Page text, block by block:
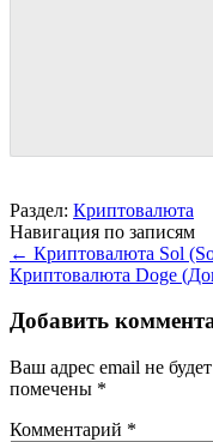
Раздел: Криптовалюта
Навигация по записям
← Криптовалюта Sol
Криптовалюта Doge
Добавить
Ваш адрес email не
помечены *
Комментарий *